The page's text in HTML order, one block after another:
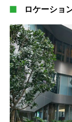
ロケーショ